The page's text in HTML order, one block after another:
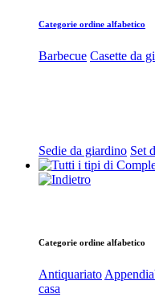
Categorie ordine alfabetico
Barbecue Casette da
Sedie da giardino Set
Categorie ordine alfabetico
Antiquariato
casa